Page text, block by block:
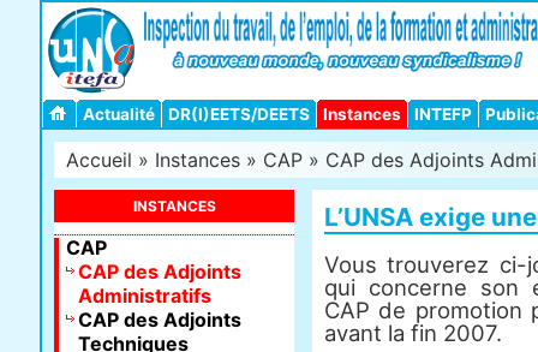
Actualité DR(I)EETS/DEETS Instances INTEFP
Accueil » Instances » CAP » CAP des Adjoints
L’UNSA exige
Vous trouverez ci-
qui concerne son
CAP de promotion
avant la fin 2007.
INSTANCES
CAP
CAP des Adjoints
Administratifs
CAP des Adjoints
Techniques